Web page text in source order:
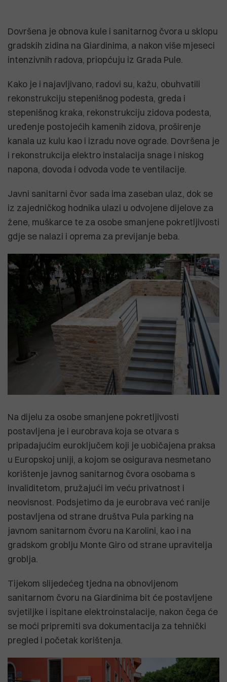
Dovršena je obnova kule i sanitarnog čvora u sklopu
gradskih zidina na Giardinima, a nakon više mjeseci
intenzivnih radova, priopćuju iz Grada Pule.
Kako je i najavljivano, radovi su, kažu, obuhvatili
rekonstrukciju stepenišnog podesta, greda i
stepenišnog kraka, rekonstrukciju zidova podesta,
uređenje postojećih kamenih zidova, proširenje
kanala uz kulu kao i izradu nove ograde. Dovršena je
i rekonstrukcija elektro instalacija snage i niskog
napona, dovoda i odvoda vode te ventilacije.
Javni sanitarni čvor sada ima zaseban ulaz, dok se
iz zajedničkog hodnika ulazi u odvojene dijelove za
žene, muškarce te za osobe smanjene pokretljivosti
gdje se nalazi i oprema za previjanje beba.
Na dijelu za osobe smanjene pokretljivosti
postavljena je i eurobrava koja se otvara s
pripadajućim euroključem koji je uobičajena praksa
u Europskoj uniji, a kojom se osigurava nesmetano
korištenje javnog sanitarnog čvora osobama s
invaliditetom, pružajući im veću privatnost i
neovisnost. Podsjetimo da je eurobrava već ranije
postavljena od strane društva Pula parking na
javnom sanitarnom čvoru na Karolini, kao i na
gradskom groblju Monte Giro od strane upravitelja
groblja.
Tijekom slijedećeg tjedna na obnovljenom
sanitarnom čvoru na Giardinima bit će postavljene
svjetiljke i ispitane elektroinstalacije, nakon čega će
se moći pripremiti sva dokumentacija za tehnički
pregled i početak korištenja.